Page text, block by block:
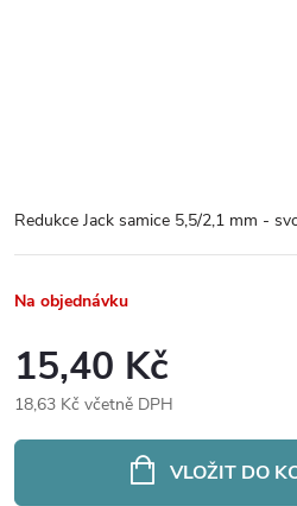
Redukce Jack samice 5,5/2,1 mm -
Na objednávku
15,40 Kč
18,63 Kč včetně DPH
VLOŽIT DO